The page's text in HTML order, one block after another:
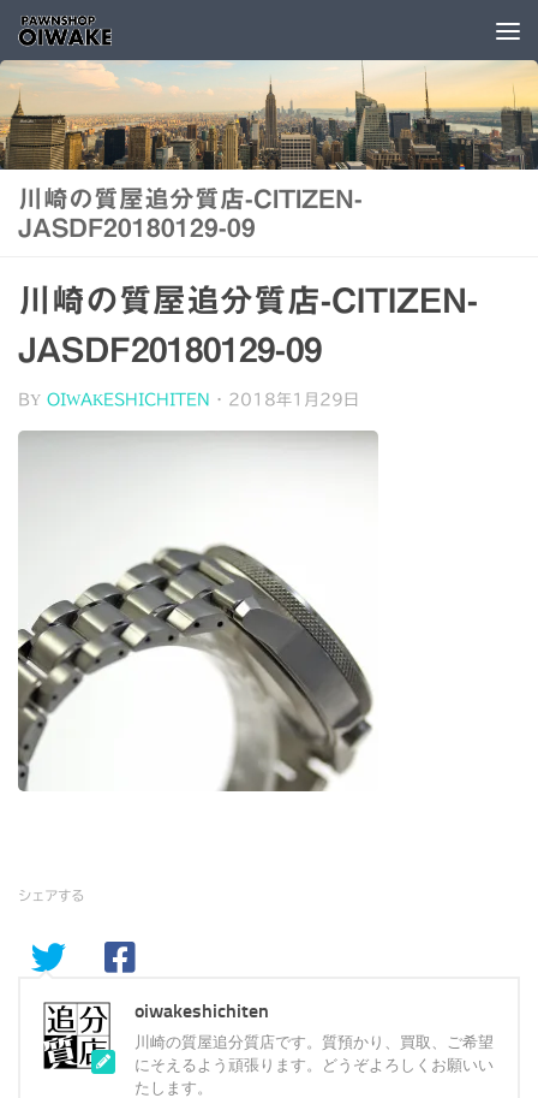
コンテンツへスキップ
川崎の質屋追分質店-CITIZEN-
JASDF20180129-09
川崎の質屋追分質店-CITIZEN-
JASDF20180129-09
BY OIWAKESHICHITEN · 2018年1月29日
シェアする
oiwakeshichiten
川崎の質屋追分質店です。質預かり、買取、ご希望
にそえるよう頑張ります。どうぞよろしくお願いい
たします。